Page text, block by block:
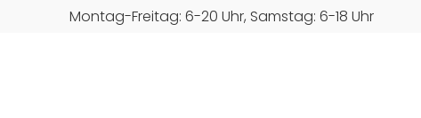
Montag-Freitag: 6-20 Uhr, Samstag: 6-18 Uhr